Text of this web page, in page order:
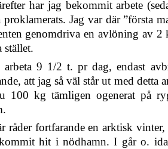
har jag bekommit arbete
Jag var där ”första
genomdriva en avlöning av
stället.
9 1/2 t. pr dag, endast
att jag så väl står ut med detta
100 kg tämligen ogenerat på
råder fortfarande en arktisk
hit i nödhamn. I går o.